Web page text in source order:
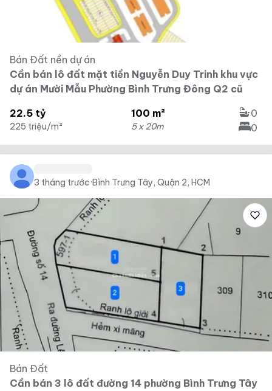
Bán Đất nền dự án
Cần bán lô đất mặt tiền Nguyễn Duy Trinh khu vực
dự án Mười Mẫu Phường Bình Trưng Đông Q2 cũ
22.5 tỷ
225 triệu/m²
100 m²
5 x 20m
0
0
3 tháng trước·Bình Trưng Tây, Quận 2, HCM
Bán Đất
Cần bán 3 lô đất đường 14 phường Bình Trưng Tây